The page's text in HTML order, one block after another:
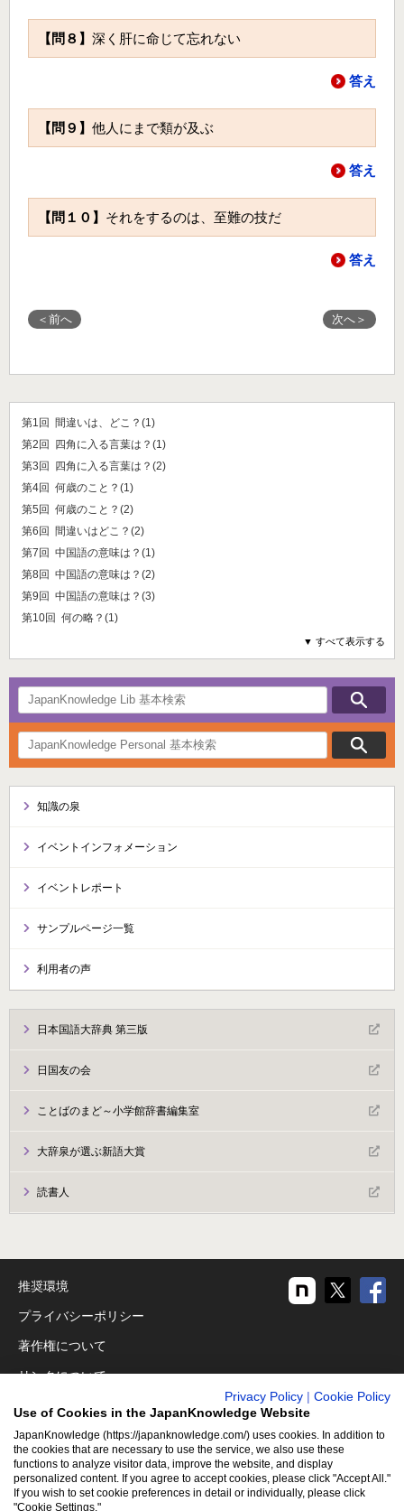
【問８】 深く肝に命じて忘れない
答え
【問９】 他人にまで類が及ぶ
答え
【問１０】 それをするのは、至難の技だ
答え
＜前へ 次へ＞
第1回 間違いは、どこ？(1)
第2回 四角に入る言葉は？(1)
第3回 四角に入る言葉は？(2)
第4回 何歳のこと？(1)
第5回 何歳のこと？(2)
第6回 間違いはどこ？(2)
第7回 中国語の意味は？(1)
第8回 中国語の意味は？(2)
第9回 中国語の意味は？(3)
第10回 何の略？(1)
▼ すべて表示する
知識の泉
イベントインフォメーション
イベントレポート
サンプルページ一覧
利用者の声
日本国語大辞典 第三版
日国友の会
ことばのまど～小学館辞書編集室
大辞泉が選ぶ新語大賞
読書人
推奨環境
プライバシーポリシー
著作権について
リンクについて
免責事項
運営会社
アクセシビリティ対応
クッキーポリシー
Privacy Policy
Cookie Policy
Use of Cookies in the JapanKnowledge Website
JapanKnowledge (https://japanknowledge.com/) uses cookies. In addition to
the cookies that are necessary to use the service, we also use these
functions to analyze visitor data, improve the website, and display
personalized content. If you agree to accept cookies, please click "Accept All."
If you wish to set cookie preferences in detail or individually, please click
"Cookie Settings."